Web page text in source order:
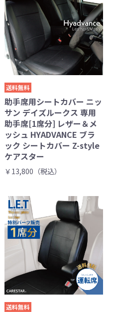
送料無料
助手席用シートカバー ニッ
サン デイズルークス 専用
助手席[1席分] レザー＆メ
ッシュ HYADVANCE ブラ
ック シートカバー Z-style
ケアスター
￥13,800（税込）
送料無料